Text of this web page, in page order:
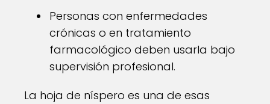
Personas con enfermedades
crónicas o en tratamiento
farmacológico deben usarla bajo
supervisión profesional.
La hoja de níspero es una de esas